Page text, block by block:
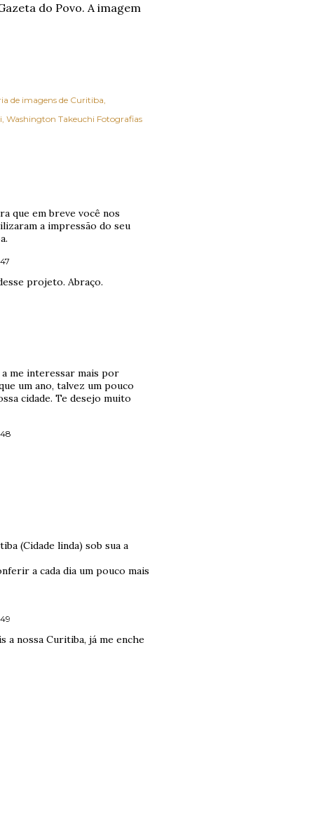
do Povo. A imagem
de imagens de Curitiba
Washington Takeuchi Fotografias
que em breve você nos
a impressão do seu
projeto. Abraço.
me interessar mais por
um ano, talvez um pouco
cidade. Te desejo muito
(Cidade linda) sob sua a
a cada dia um pouco mais
a nossa Curitiba, já me enche